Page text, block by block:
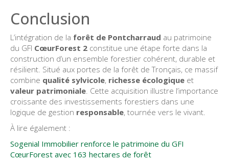
Conclusion
L’intégration de la forêt de Pontcharraud au patrimoine
du GFI CœurForest 2 constitue une étape forte dans la
construction d’un ensemble forestier cohérent, durable et
résilient. Situé aux portes de la forêt de Tronçais, ce massif
combine qualité sylvicole, richesse écologique et
valeur patrimoniale . Cette acquisition illustre l’importance
croissante des investissements forestiers dans une
logique de gestion responsable, tournée vers le vivant.
À lire également :
Sogenial Immobilier renforce le patrimoine du GFI
CœurForest avec 163 hectares de forêt